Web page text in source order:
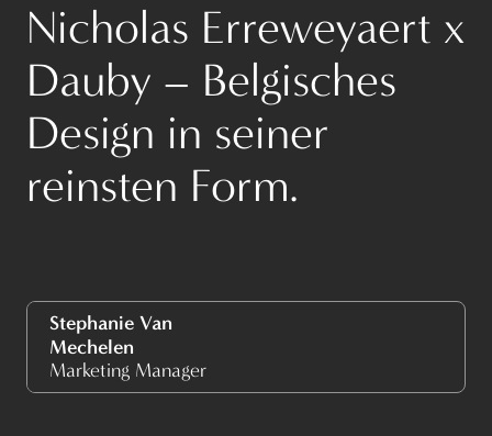
Nicholas Erreweyaert x
Dauby – Belgisches
Design in seiner
reinsten Form.
Stephanie Van
Mechelen
Marketing Manager